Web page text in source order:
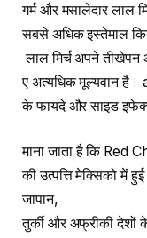
गर्म और मसालेदार लाल
सबसे अधिक इस्तेमाल
लाल मिर्च अपने तीखेपन
ए अत्यधिक मूल्यवान है।
के फायदे और साइड
माना जाता है कि Red
की उत्पत्ति मेक्सिको में
जापान,
तुर्की और अफ्रीकी देशों